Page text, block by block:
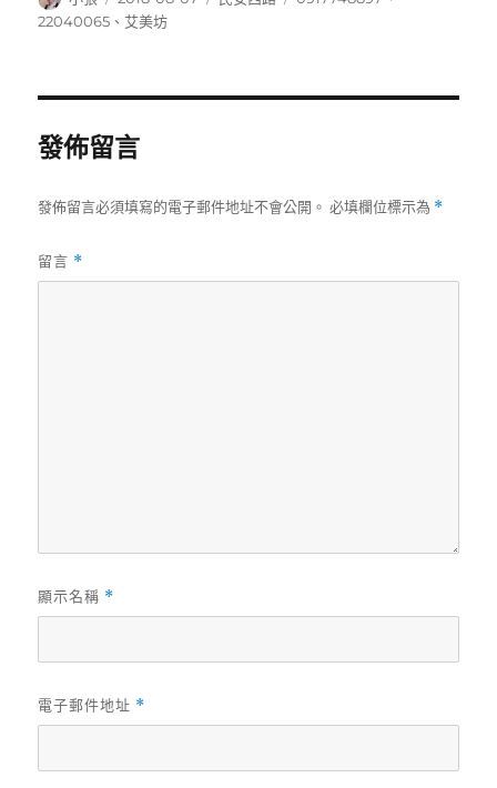
者
佈
22040065 、艾美坊
發佈留言
發佈留言必須填寫的電子郵件地址不會公開。 必填欄位標示為 *
留言 *
顯示名稱 *
電子郵件地址 *